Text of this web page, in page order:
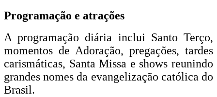
Programação e atrações
A programação diária inclui Santo Terço,
momentos de Adoração, pregações, tardes
carismáticas, Santa Missa e shows reunindo
grandes nomes da evangelização católica do
Brasil.